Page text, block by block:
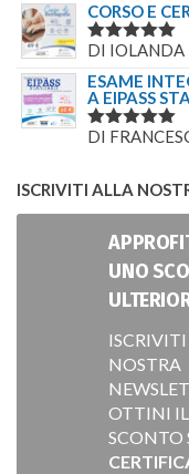
CORSO E
VALUTATO
DI IOLANDA
ESAME
A EIPASS
VALUTATO
DI
ISCRIVITI ALLA
UNO
NOSTRA
OTTINI IL
SCONTO